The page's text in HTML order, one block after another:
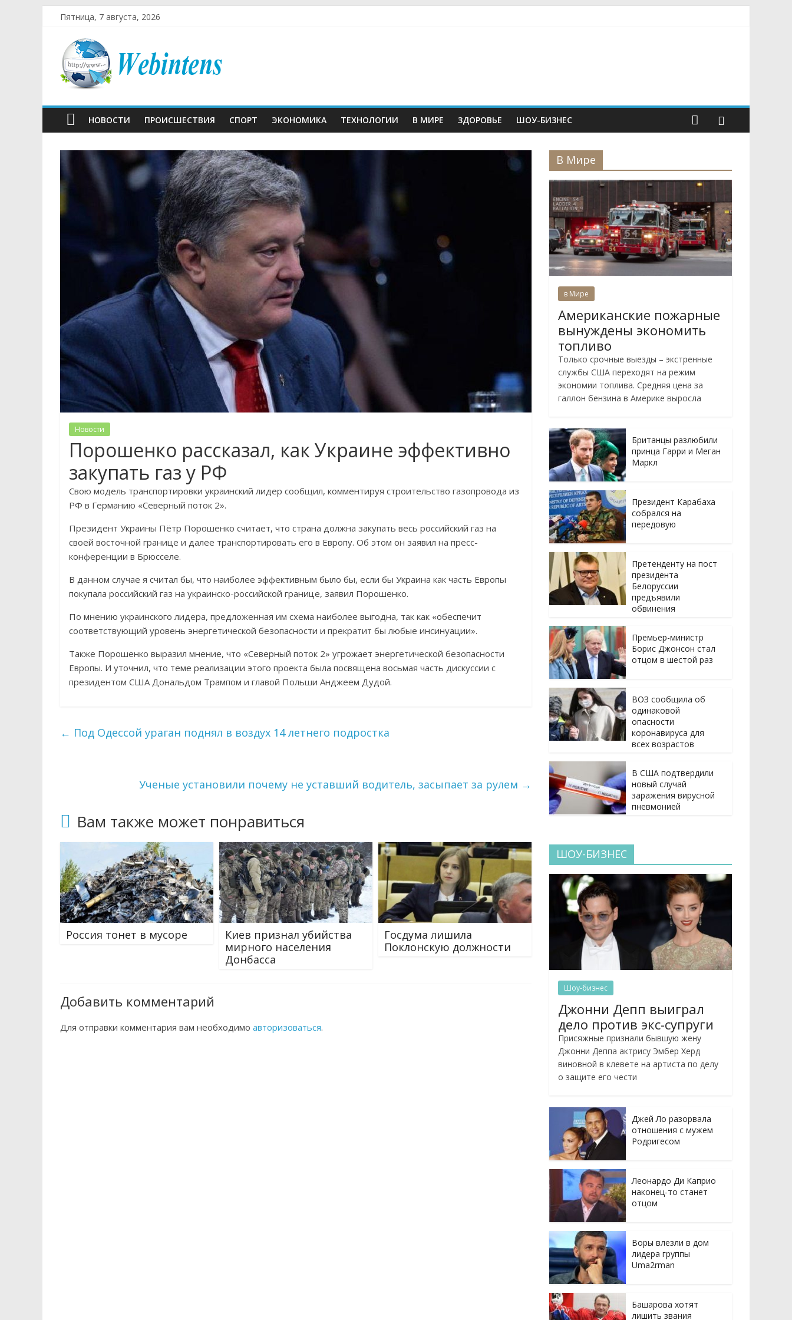
Пятница, 7 августа, 2026
НОВОСТИ ПРОИСШЕСТВИЯ СПОРТ ЭКОНОМИКА ТЕХНОЛОГИИ В МИРЕ ЗДОРОВЬЕ ШОУ-БИЗНЕС
Новости
Порошенко рассказал, как Украине эффективно
закупать газ у РФ
Свою модель транспортировки украинский лидер сообщил, комментируя строительство газопровода из
РФ в Германию «Северный поток 2».
Президент Украины Пётр Порошенко считает, что страна должна закупать весь российский газ на
своей восточной границе и далее транспортировать его в Европу. Об этом он заявил на пресс-
конференции в Брюсселе.
В данном случае я считал бы, что наиболее эффективным было бы, если бы Украина как часть Европы
покупала российский газ на украинско-российской границе, заявил Порошенко.
По мнению украинского лидера, предложенная им схема наиболее выгодна, так как «обеспечит
соответствующий уровень энергетической безопасности и прекратит бы любые инсинуации».
Также Порошенко выразил мнение, что «Северный поток 2» угрожает энергетической безопасности
Европы. И уточнил, что теме реализации этого проекта была посвящена восьмая часть дискуссии с
президентом США Дональдом Трампом и главой Польши Анджеем Дудой.
← Под Одессой ураган поднял в воздух 14 летнего подростка
Ученые установили почему не уставший водитель, засыпает за рулем →
Вам также может понравиться
Россия тонет в мусоре
Киев признал убийства
мирного населения
Донбасса
Госдума лишила
Поклонскую должности
Добавить комментарий
Для отправки комментария вам необходимо авторизоваться.
В Мире
в Мире
Американские пожарные
вынуждены экономить
топливо
Только срочные выезды – экстренные
службы США переходят на режим
экономии топлива. Средняя цена за
галлон бензина в Америке выросла
Британцы разлюбили
принца Гарри и Меган
Маркл
Президент Карабаха
собрался на
передовую
Претенденту на пост
президента
Белоруссии
предъявили
обвинения
Премьер-министр
Борис Джонсон стал
отцом в шестой раз
ВОЗ сообщила об
одинаковой
опасности
коронавируса для
всех возрастов
В США подтвердили
новый случай
заражения вирусной
пневмонией
ШОУ-БИЗНЕС
Шоу-бизнес
Джонни Депп выиграл
дело против экс-супруги
Присяжные признали бывшую жену
Джонни Деппа актрису Эмбер Херд
виновной в клевете на артиста по делу
о защите его чести
Джей Ло разорвала
отношения с мужем
Родригесом
Леонардо Ди Каприо
наконец-то станет
отцом
Воры влезли в дом
лидера группы
Uma2rman
Башарова хотят
лишить звания